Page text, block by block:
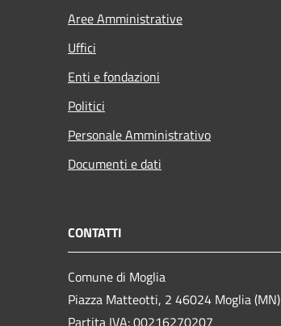
Aree Amministrative
Uffici
Enti e fondazioni
Politici
Personale Amministrativo
Documenti e dati
CONTATTI
Comune di Moglia
Piazza Matteotti, 2 46024 Moglia (MN)
Partita IVA: 00216270207